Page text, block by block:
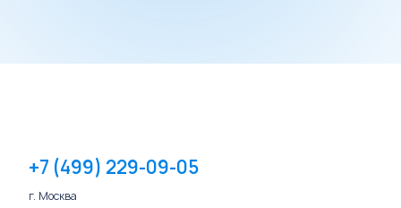
+7 (499) 229-09-05
г. Москва